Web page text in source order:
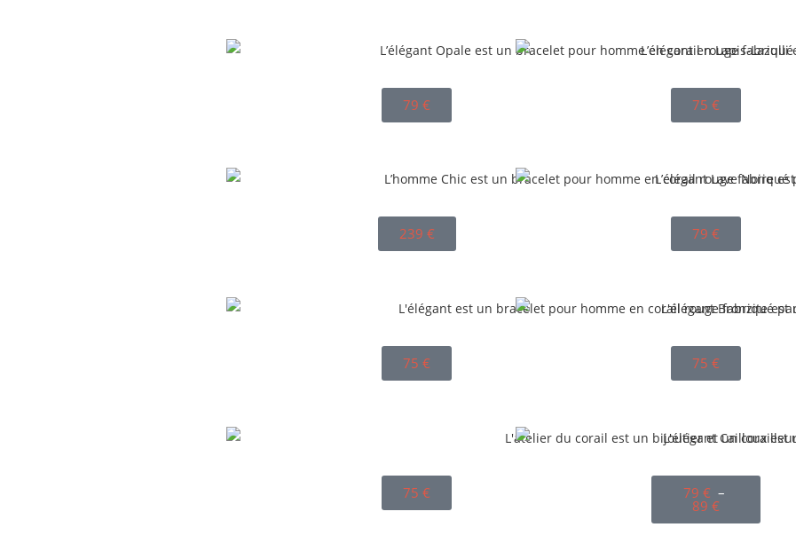
79 € 75 €
239 € 79 €
75 € 75 €
75 € 79 € –
89 €